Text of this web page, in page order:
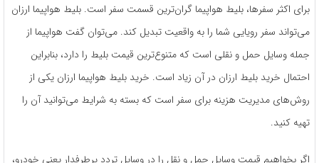
برای اکثر سفرها، بلیط هواپیما گران‌ترین قسمت سفر است. بلیط هواپیما ارزان
می‌تواند سفر رویایی شما را به واقعیت تبدیل کند. می‌توان گفت هواپیما از
جمله وسایل حمل و نقلی است که متنوع‌ترین قیمت بلیط را دارد، بنابراین
احتمال خرید بلیط ارزان در آن زیاد است. خرید بلیط هواپیما ارزان یکی از
روش‌های مدیریت هزینه برای سفر است که بسته به شرایط می‌توانید آن را
تهیه کنید.
اگر بخواهیم قیمت وسایل حمل و نقل را در وسایل تردد پرطرفدار یعنی خودرو،